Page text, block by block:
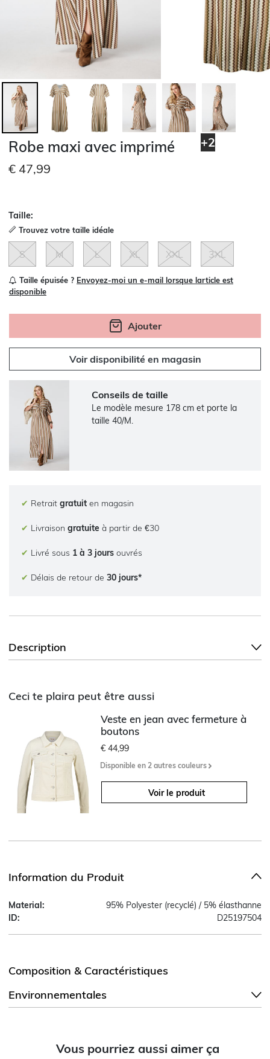
+2
Robe maxi avec imprimé
€ 47,99
Taille:
Trouvez votre taille idéale
S M L XL XXL 3XL
Taille épuisée ? Envoyez-moi un e-mail lorsque larticle est
disponible
Ajouter
Voir disponibilité en magasin
Conseils de taille
Le modèle mesure 178 cm et porte la
taille 40/M.
✔ Retrait gratuit en magasin
✔ Livraison gratuite à partir de €30
✔ Livré sous 1 à 3 jours ouvrés
✔ Délais de retour de 30 jours*
Description
Ceci te plaira peut être aussi
Veste en jean avec fermeture à
boutons
€ 44,99
Disponible en 2 autres couleurs
Voir le produit
Information du Produit
Material:
95% Polyester (recyclé) / 5% élasthanne
ID:
D25197504
Composition & Caractéristiques
Environnementales
Vous pourriez aussi aimer ça